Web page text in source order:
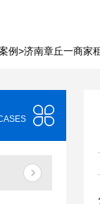
例>济南章丘一商家